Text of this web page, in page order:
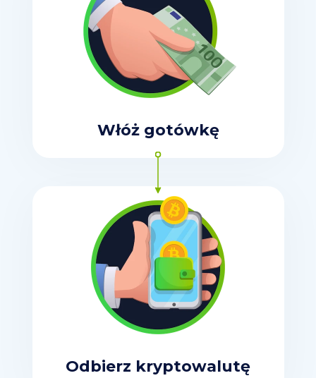
Włóż gotówkę
Odbierz kryptowalutę